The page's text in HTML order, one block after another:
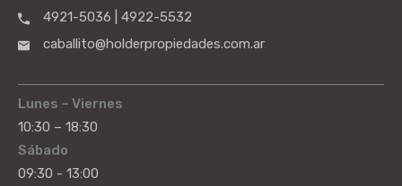
4921-5036 | 4922-5532
caballito@holderpropiedades.com.ar
Lunes – Viernes
10:30 – 18:30
Sábado
09:30 - 13:00